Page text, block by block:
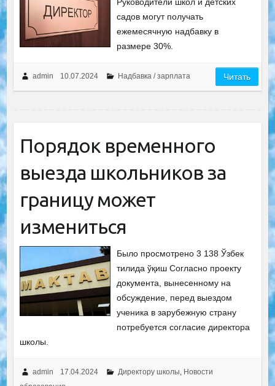
садов могут получать
ежемесячную надбавку в
размере 30%.
admin 10.07.2024 Надбавка / зарплата Читать
Порядок временного
выезда школьников за
границу может
измениться
Было просмотрено 3 138 Ўзбек
тилида ўқиш Согласно проекту
документа, вынесенному на
обсуждение, перед выездом
ученика в зарубежную страну
потребуется согласие директора
школы.
admin 17.04.2024 Директору школы, Новости